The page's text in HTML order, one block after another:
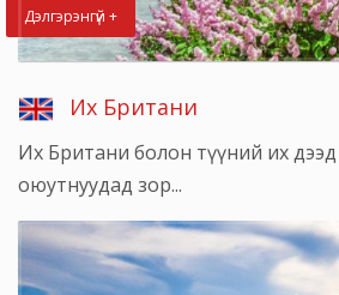
Дэлгэрэнгүй +
Их Британи
Их Британи болон түүний их дээд
оюутнуудад зор...